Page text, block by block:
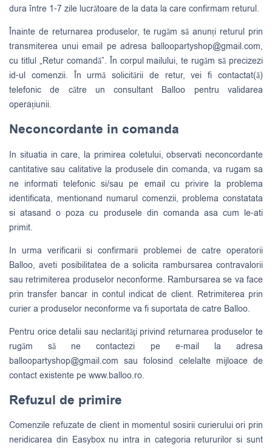
dura între 1-7 zile lucrătoare de la data la care confirmam returul.
Înainte de returnarea produselor, te rugăm să anunți returul prin
transmiterea unui email pe adresa balloopartyshop@gmail.com,
cu titlul „Retur comandă”. În corpul mailului, te rugăm să precizezi
id-ul comenzii. În urmă solicitării de retur, vei fi contactat(ă)
telefonic de către un consultant Balloo pentru validarea
operațiunii.
Neconcordante in comanda
In situatia in care, la primirea coletului, observati neconcordante
cantitative sau calitative la produsele din comanda, va rugam sa
ne informati telefonic si/sau pe email cu privire la problema
identificata, mentionand numarul comenzii, problema constatata
si atasand o poza cu produsele din comanda asa cum le-ati
primit.
In urma verificarii si confirmarii problemei de catre operatorii
Balloo, aveti posibilitatea de a solicita rambursarea contravalorii
sau retrimiterea produselor neconforme. Rambursarea se va face
prin transfer bancar in contul indicat de client. Retrimiterea prin
curier a produselor neconforme va fi suportata de catre Balloo.
Pentru orice detalii sau neclarităţi privind returnarea produselor te
rugăm să ne contactezi pe e-mail la adresa
balloopartyshop@gmail.com sau folosind celelalte mijloace de
contact existente pe www.balloo.ro.
Refuzul de primire
Comenzile refuzate de client in momentul sosirii curierului ori prin
neridicarea din Easybox nu intra in categoria retururilor si sunt